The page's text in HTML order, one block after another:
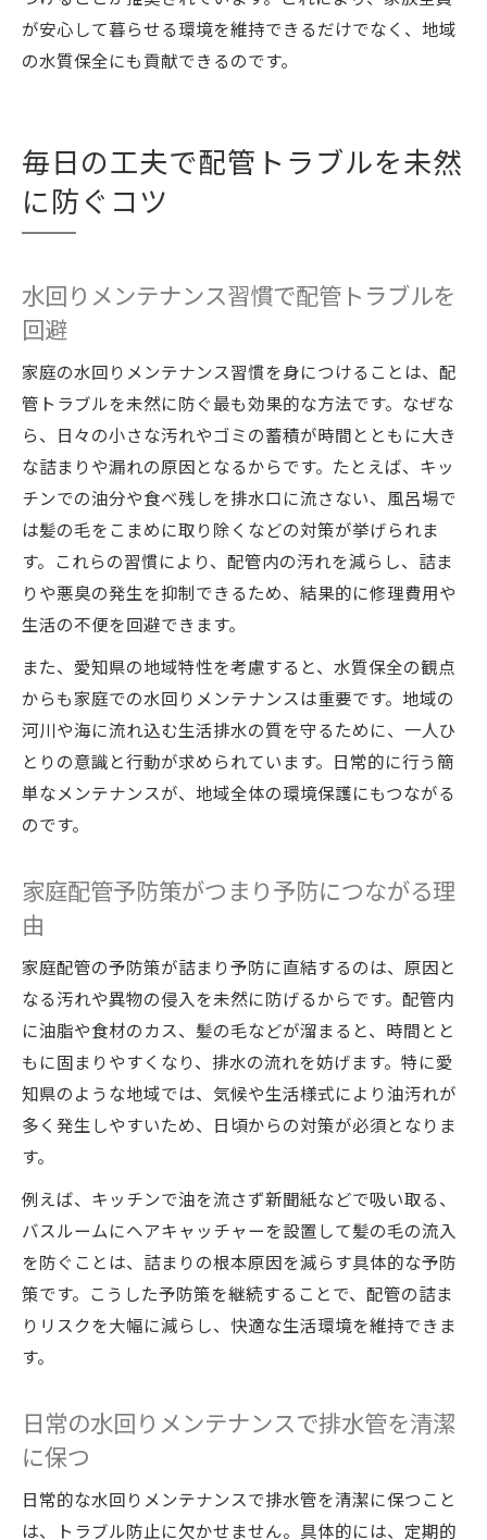
が安心して暮らせる環境を維持できるだけでなく、地域
の水質保全にも貢献できるのです。
毎日の工夫で配管トラブルを未然
に防ぐコツ
水回りメンテナンス習慣で配管トラブルを
回避
家庭の水回りメンテナンス習慣を身につけることは、配
管トラブルを未然に防ぐ最も効果的な方法です。なぜな
ら、日々の小さな汚れやゴミの蓄積が時間とともに大き
な詰まりや漏れの原因となるからです。たとえば、キッ
チンでの油分や食べ残しを排水口に流さない、風呂場で
は髪の毛をこまめに取り除くなどの対策が挙げられま
す。これらの習慣により、配管内の汚れを減らし、詰ま
りや悪臭の発生を抑制できるため、結果的に修理費用や
生活の不便を回避できます。
また、愛知県の地域特性を考慮すると、水質保全の観点
からも家庭での水回りメンテナンスは重要です。地域の
河川や海に流れ込む生活排水の質を守るために、一人ひ
とりの意識と行動が求められています。日常的に行う簡
単なメンテナンスが、地域全体の環境保護にもつながる
のです。
家庭配管予防策がつまり予防につながる理
由
家庭配管の予防策が詰まり予防に直結するのは、原因と
なる汚れや異物の侵入を未然に防げるからです。配管内
に油脂や食材のカス、髪の毛などが溜まると、時間とと
もに固まりやすくなり、排水の流れを妨げます。特に愛
知県のような地域では、気候や生活様式により油汚れが
多く発生しやすいため、日頃からの対策が必須となりま
す。
例えば、キッチンで油を流さず新聞紙などで吸い取る、
バスルームにヘアキャッチャーを設置して髪の毛の流入
を防ぐことは、詰まりの根本原因を減らす具体的な予防
策です。こうした予防策を継続することで、配管の詰ま
りリスクを大幅に減らし、快適な生活環境を維持できま
す。
日常の水回りメンテナンスで排水管を清潔
に保つ
日常的な水回りメンテナンスで排水管を清潔に保つこと
は、トラブル防止に欠かせません。具体的には、定期的